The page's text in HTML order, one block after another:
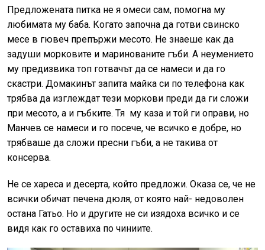
Предложената питка не я омеси сам, помогна му
любимата му баба. Когато започна да готви свинско
месе в гювеч препържи месото. Не знаеше как да
задуши морковите и маринованите гъби. А неумението
му предизвика топ готвачът да се намеси и да го
скастри. Домакинът запита майка си по телефона как
трябва да изглеждат тези моркови преди да ги сложи
при месото, а и гъбките. Тя му каза и той ги оправи, но
Манчев се намеси и го посече, че всичко е добре, но
трябваше да сложи пресни гъби, а не такива от
консерва.
Не се хареса и десерта, който предложи. Оказа се, че не
всички обичат печена дюля, от която най- недоволен
остана Гатьо. Но и другите не си изядоха всичко и се
видя как го оставиха по чиниите.